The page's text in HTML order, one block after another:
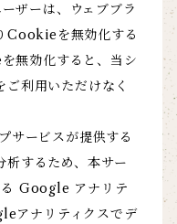
ザーは、ウェブブラ
Cookieを無効化する
無効化すると、当シ
ご利用いただけなく
サービスが提供する
析するため、本サー
Google アナリテ
アナリティクスでデ